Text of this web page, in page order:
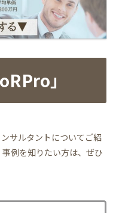
」
サルタントについてご紹
例を知りたい方は、ぜひ